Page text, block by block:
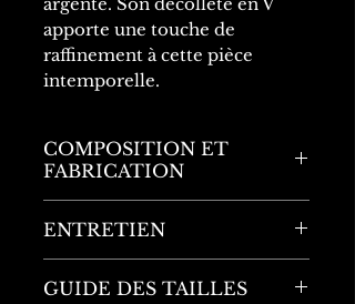
apporte une touche de
raffinement à cette pièce
intemporelle.
COMPOSITION ET
FABRICATION
55% Modal
45% Acrylique
ENTRETIEN
figurant sur l'étiquette du
GUIDE DES TAILLES